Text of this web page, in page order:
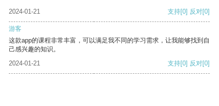
2024-01-21 支持[0] 反对[0]
游客
这款app的课程非常丰富，可以满足我不同的学习需求，让我能够找到自
己感兴趣的知识。
2024-01-21
支持[0] 反对[0]